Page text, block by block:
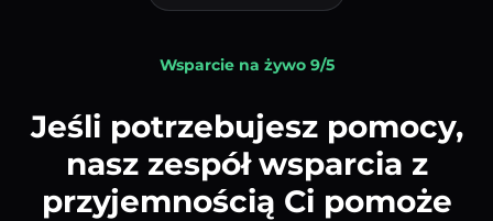
Wsparcie na żywo 9/5
Jeśli potrzebujesz pomocy,
nasz zespół wsparcia z
przyjemnością Ci pomoże